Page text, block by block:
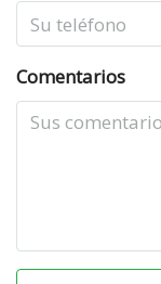
Comentarios